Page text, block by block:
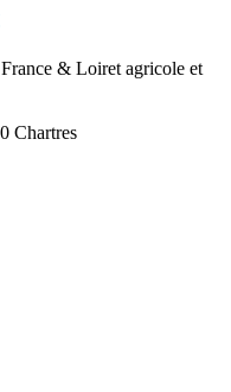
& Loiret agricole et
Chartres